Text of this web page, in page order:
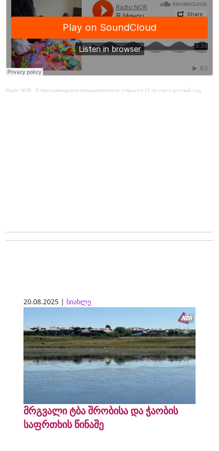
Radio NOR · В Ниноцминдском муниципалитете открылся 17 по счету детский сад
20.08.2025 | სიახლე
მრგვალი ტბა შრობისა და ჭაობის
საფრთხის წინაშე